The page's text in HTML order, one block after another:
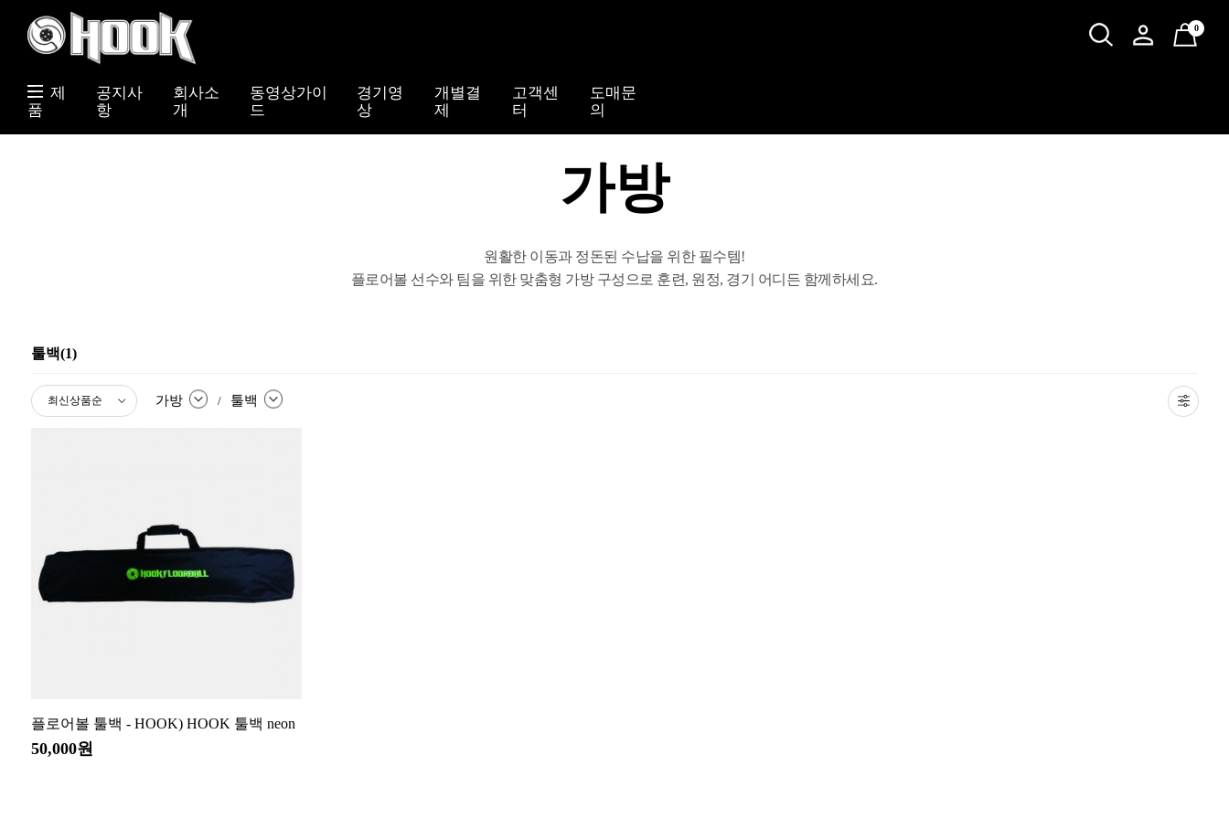
0
제
품
공지사
항
회사소
개
동영상가이
드
경기영
상
개별결
제
고객센
터
도매문
의
가방
원활한 이동과 정돈된 수납을 위한 필수템!
플로어볼 선수와 팀을 위한 맞춤형 가방 구성으로 훈련, 원정, 경기 어디든 함께하세요.
툴백(1)
가방 / 툴백
플로어볼 툴백 - HOOK) HOOK 툴백 neon
50,000원